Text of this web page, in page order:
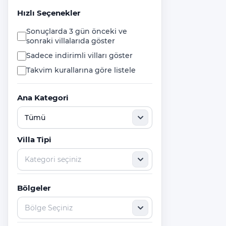
KİLİSESİ
PİRHA (BEZİRGAN) ANTİK ŞEHRİ
ANTİK LİKYA YOLU
SAKLIKENT KANYONU
GÜVERCİNLİK DENİZ MAĞARASI
Fırnaz Koyu
YEDİ BURUNLAR
KELEBEKLER VADİSİ
MEİS ADASI
Hızlı Seçenekler
Sonuçlarda 3 gün önceki ve
sonraki villalarıda göster
Sadece indirimli vilları göster
Takvim kurallarına göre listele
Ana Kategori
Villa Tipi
Bölgeler